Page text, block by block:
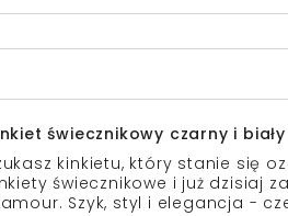
świecznikowy czarny i biały
kinkietu, który stanie się
świecznikowe i już dzisiaj
Szyk, styl i elegancja -